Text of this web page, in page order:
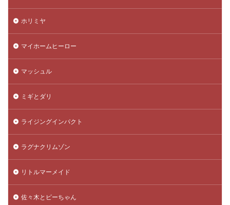
ホリミヤ
マイホームヒーロー
マッシュル
ミギとダリ
ライジングインパクト
ラグナクリムゾン
リトルマーメイド
佐々木とピーちゃん